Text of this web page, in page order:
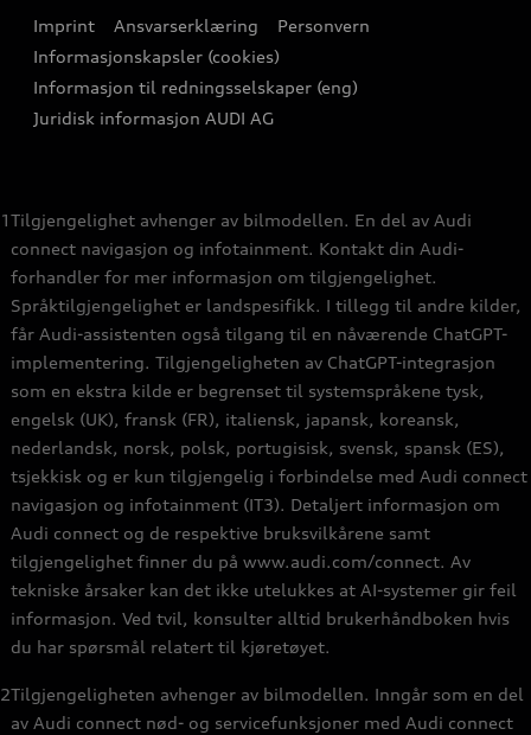
Audi Forsikring
Logg Inn Bilhold
Karriere
Bli sertifisert merkeverksted
Imprint Ansvarserklæring
Personvern
Informasjonskapsler (cookies)
Informasjon til redningsselskaper (eng)
Juridisk informasjon AUDI AG
1Tilgjengelighet avhenger av bilmodellen. En del av Audi
connect navigasjon og infotainment. Kontakt din Audi-
forhandler for mer informasjon om tilgjengelighet.
Språktilgjengelighet er landspesifikk. I tillegg til andre kilder,
får Audi-assistenten også tilgang til en nåværende ChatGPT-
implementering. Tilgjengeligheten av ChatGPT-integrasjon
som en ekstra kilde er begrenset til systemspråkene tysk,
engelsk (UK), fransk (FR), italiensk, japansk, koreansk,
nederlandsk, norsk, polsk, portugisisk, svensk, spansk (ES),
tsjekkisk og er kun tilgjengelig i forbindelse med Audi connect
navigasjon og infotainment (IT3). Detaljert informasjon om
Audi connect og de respektive bruksvilkårene samt
tilgjengelighet finner du på www.audi.com/connect. Av
tekniske årsaker kan det ikke utelukkes at AI-systemer gir feil
informasjon. Ved tvil, konsulter alltid brukerhåndboken hvis
du har spørsmål relatert til kjøretøyet.
2Tilgjengeligheten avhenger av bilmodellen. Inngår som en del
av Audi connect nød- og servicefunksjoner med Audi connect